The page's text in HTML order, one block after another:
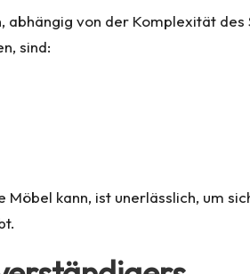
von der Komplexität
sind:
kann, ist unerlässlich, um